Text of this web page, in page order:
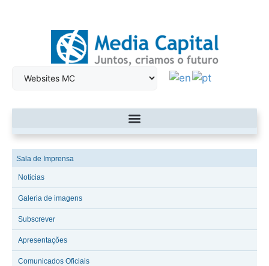
Sala de Imprensa
Noticias
Galeria de imagens
Subscrever
Apresentações
Comunicados Oficiais